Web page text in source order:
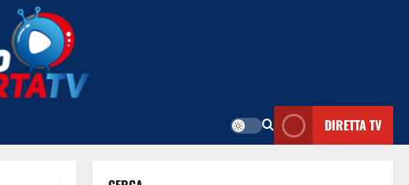
DIRETTA TV